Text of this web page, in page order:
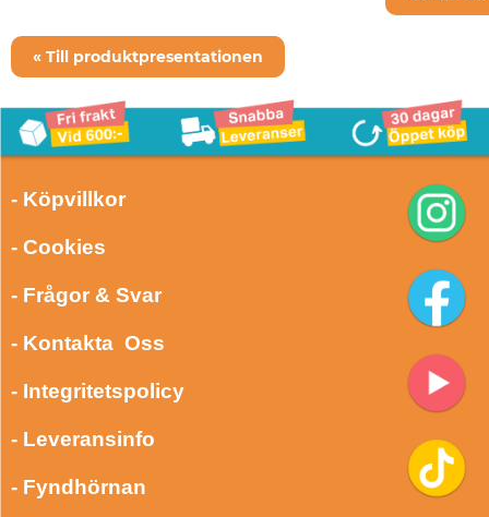
« Till produktpresentationen
- Köpvillkor
- Cookies
- Frågor & Svar
- Kontakta Oss
- Integritetspolicy
- Leveransinfo
- Fyndhörnan